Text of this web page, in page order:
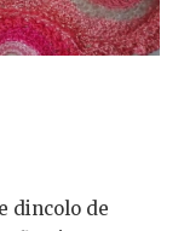
dincolo de